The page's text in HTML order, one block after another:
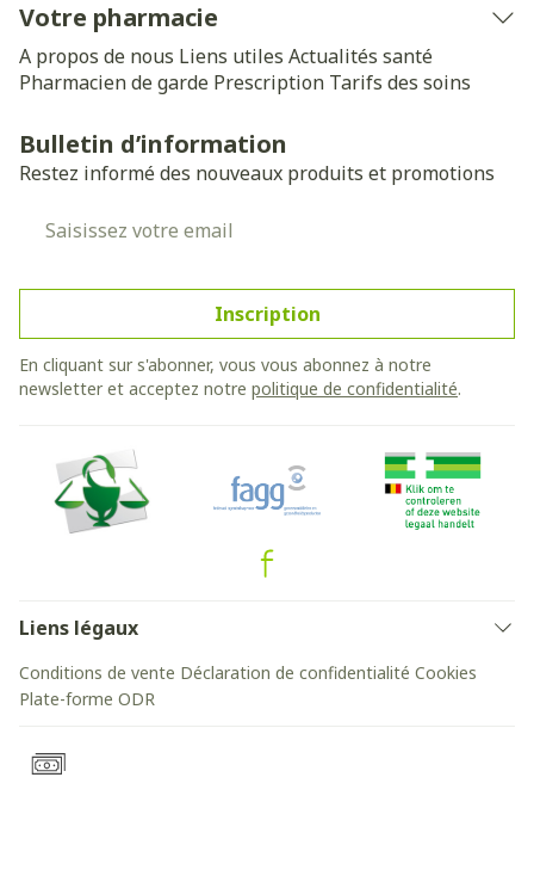
Votre pharmacie
A propos de nous Liens utiles Actualités santé
Pharmacien de garde Prescription Tarifs des soins
Bulletin d’information
Restez informé des nouveaux produits et promotions
Inscription
En cliquant sur s'abonner, vous vous abonnez à notre
newsletter et acceptez notre politique de confidentialité.
Liens légaux
Conditions de vente Déclaration de confidentialité Cookies
Plate-forme ODR